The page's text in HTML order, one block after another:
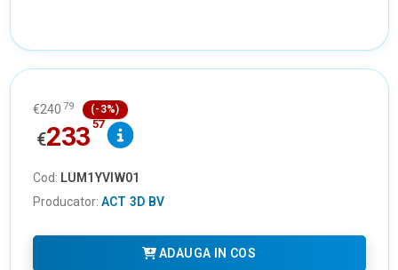
€240 79 (-3%)
€23357
Cod: LUM1YVIW01
Producator: ACT 3D BV
ADAUGA IN COS